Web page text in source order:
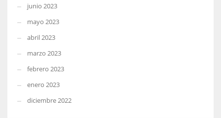
junio 2023
mayo 2023
abril 2023
marzo 2023
febrero 2023
enero 2023
diciembre 2022